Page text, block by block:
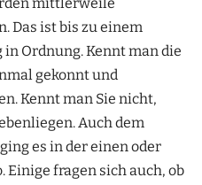
Das ist bis zu einem
Ordnung. Kennt man die
gekonnt und
Kennt man Sie nicht,
Auch dem
es in der einen oder
Einige fragen sich auch, ob